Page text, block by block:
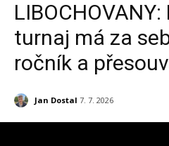
turnaj má za
ročník a
Jan Dostal 7. 7. 2026